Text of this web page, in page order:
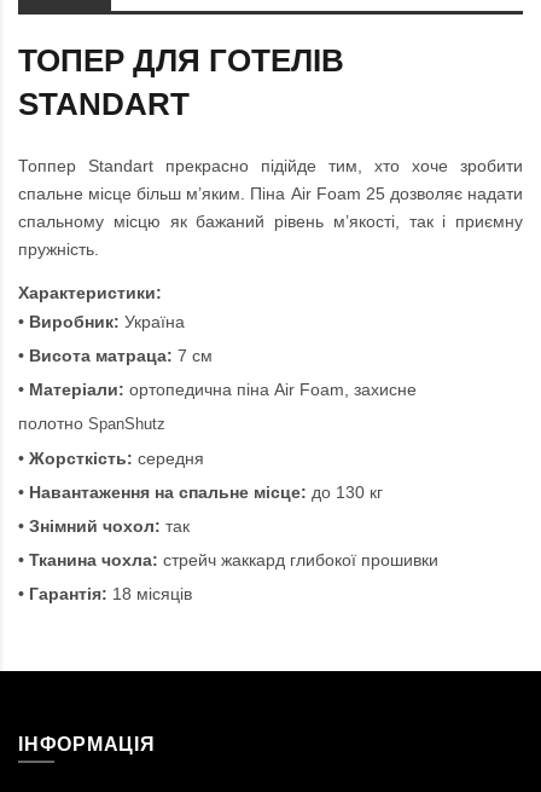
ТОПЕР ДЛЯ ГОТЕЛІВ
STANDART
Топпер Standart прекрасно підійде тим, хто хоче зробити
спальне місце більш м’яким. Піна Air Foam 25 дозволяє надати
спальному місцю як бажаний рівень м’якості, так і приємну
пружність.
Характеристики:
• Виробник: Україна
• Висота матраца: 7 см
• Матеріали: ортопедична піна Air Foam, захисне
полотно SpanShutz
• Жорсткість: середня
• Навантаження на спальне місце: до 130 кг
• Знімний чохол: так
• Тканина чохла: стрейч жаккард глибокої прошивки
• Гарантія: 18 місяців
ІНФОРМАЦІЯ